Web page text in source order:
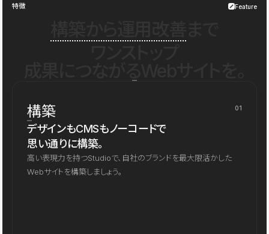
特徴 Feature
構築 01
デザインもCMSもノーコードで
思い通りに構築。
高い表現力を持つStudioで、自社のブランドを最大限活かした
Webサイトを構築しましょう。